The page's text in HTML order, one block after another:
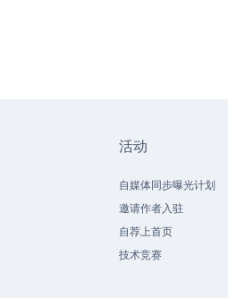
活动
自媒体同步曝光计划
邀请作者入驻
自荐上首页
技术竞赛